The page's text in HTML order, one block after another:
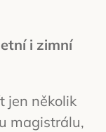
i zimní
jen několik
magistrálu,